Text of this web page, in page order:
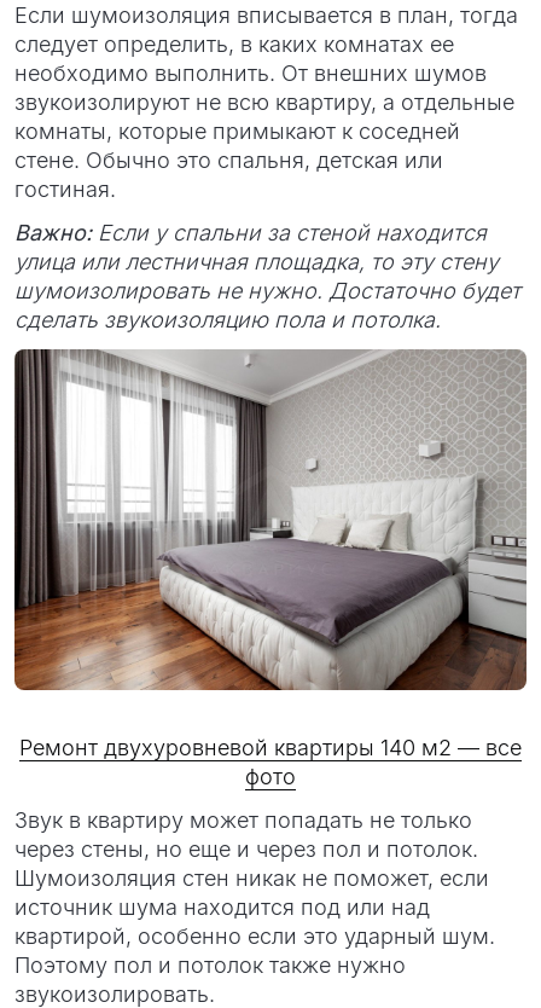
Если шумоизоляция вписывается в план, тогда
следует определить, в каких комнатах ее
необходимо выполнить. От внешних шумов
звукоизолируют не всю квартиру, а отдельные
комнаты, которые примыкают к соседней
стене. Обычно это спальня, детская или
гостиная.
Важно:Если у спальни за стеной находится
улица или лестничная площадка, то эту стену
шумоизолировать не нужно. Достаточно будет
сделать звукоизоляцию пола и потолка.
Ремонт двухуровневой квартиры 140 м2 — все
фото
Звук в квартиру может попадать не только
через стены, но еще и через пол и потолок.
Шумоизоляция стен никак не поможет, если
источник шума находится под или над
квартирой, особенно если это ударный шум.
Поэтому пол и потолок также нужно
звукоизолировать.